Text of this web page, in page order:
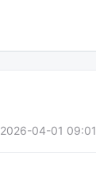
2026-04-01 09:01